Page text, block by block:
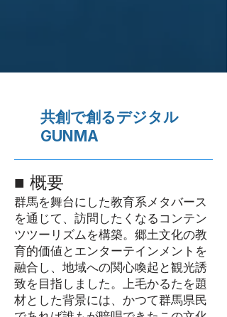
共創で創るデジタル
GUNMA
■ 概要
群馬を舞台にした教育系メタバース
を通じて、訪問したくなるコンテン
ツツーリズムを構築。郷土文化の教
育的価値とエンターテインメントを
融合し、地域への関心喚起と観光誘
致を目指しました。上毛かるたを題
材とした背景には、かつて群馬県民